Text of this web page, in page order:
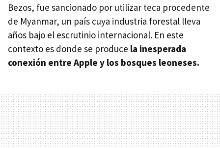
Bezos, fue sancionado por utilizar teca procedente
de Myanmar, un país cuya industria forestal lleva
años bajo el escrutinio internacional. En este
contexto es donde se produce la inesperada
conexión entre Apple y los bosques leoneses.